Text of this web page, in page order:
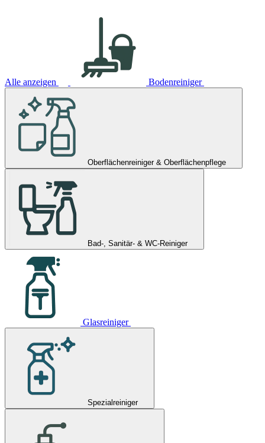
Alle anzeigen Bodenreiniger
Oberflächenreiniger & Oberflächenpflege
Bad-, Sanitär- & WC-Reiniger
Glasreiniger
Spezialreiniger